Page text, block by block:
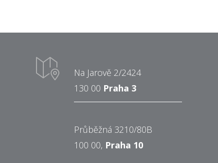
Na Jarově 2/2424
130 00 Praha 3
Průběžná 3210/80B
100 00, Praha 10